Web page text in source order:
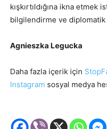
kışkırtıldığına ikna etmek
bilgilendirme ve diplomatik
Agnieszka Legucka
Daha fazla içerik için
Instagram sosyal medya